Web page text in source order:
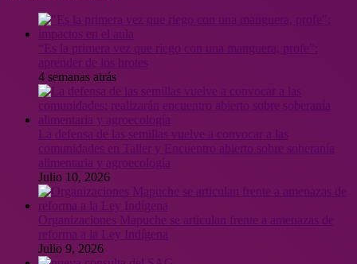
4 semanas atrás
Julio 10, 2026
Organizaciones Mapuche se articulan frente a amenazas de
Julio 9, 2026